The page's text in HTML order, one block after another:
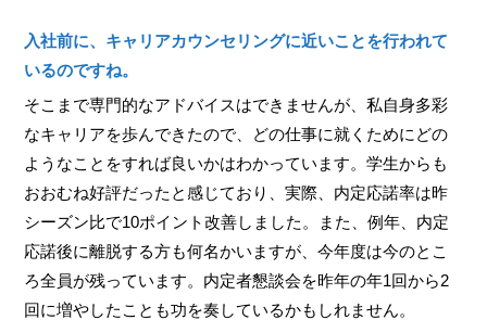
入社前に、キャリアカウンセリングに近いことを行われて
いるのですね。
そこまで専門的なアドバイスはできませんが、私自身多彩
なキャリアを歩んできたので、どの仕事に就くためにどの
ようなことをすれば良いかはわかっています。学生からも
おおむね好評だったと感じており、実際、内定応諾率は昨
シーズン比で10ポイント改善しました。また、例年、内定
応諾後に離脱する方も何名かいますが、今年度は今のとこ
ろ全員が残っています。内定者懇談会を昨年の年1回から2
回に増やしたことも功を奏しているかもしれません。